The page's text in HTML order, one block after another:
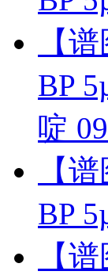
【
BP
啶
【
BP
【